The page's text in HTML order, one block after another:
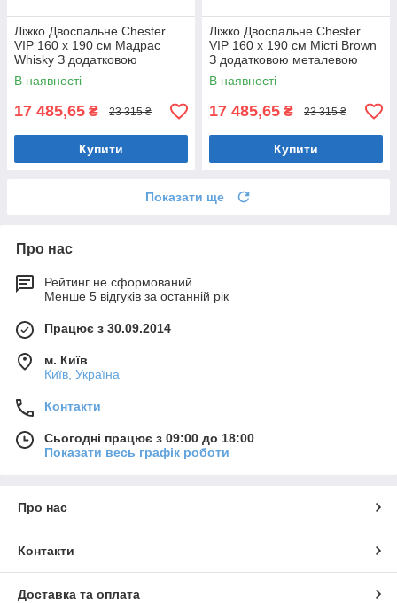
Ліжко Двоспальне Chester
VIP 160 х 190 см Мадрас
Whisky З додатковою
металевою цільнозварною
рамою Коричневий
В наявності
17 485,65 ₴ 23 315 ₴
Купити
Ліжко Двоспальне Chester
VIP 160 х 190 см Місті Brown
З додатковою металевою
цільнозварною рамою
Коричневий
В наявності
17 485,65 ₴ 23 315 ₴
Купити
Показати ще
Про нас
Рейтинг не сформований
Менше 5 відгуків за останній рік
Працює з 30.09.2014
м. Київ
Київ, Україна
Контакти
Сьогодні працює з 09:00 до 18:00
Показати весь графік роботи
Про нас
Контакти
Доставка та оплата